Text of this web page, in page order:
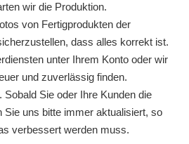
wir die Produktion.
von Fertigprodukten der
dass alles korrekt ist.
unter Ihrem Konto oder wir
und zuverlässig finden.
Sie oder Ihre Kunden die
Sie uns bitte immer aktualisiert, so
verbessert werden muss.